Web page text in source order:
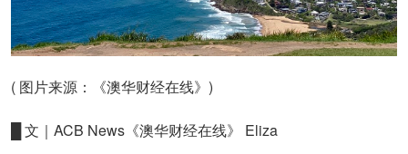
( 图片来源：《澳华财经在线》)
█ 文｜ACB News《澳华财经在线》 Eliza